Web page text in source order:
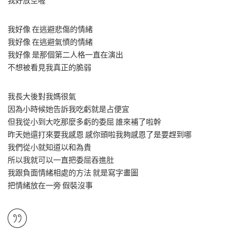
我好像 在逃避悲傷的情緒
我好像 在逃避氣憤的情緒
我好像 是那個第二人格一直在演出
不想被看見我真正的脆弱
我長大後對我媽很氣
因為小時候她告訴我吃虧就是占便宜
但我從小到大吃那麼多虧的委屈 誰來補了啦幹
昨天她還打來要我感恩 感你頭啦我夠感恩了是要趕到哪
我們從小就知道以和為貴
所以我就可以一直把委屈吞進肚
我跟負面情緒相處的方法 就是寫字畫圖
把情緒放在一旁 假裝沒事